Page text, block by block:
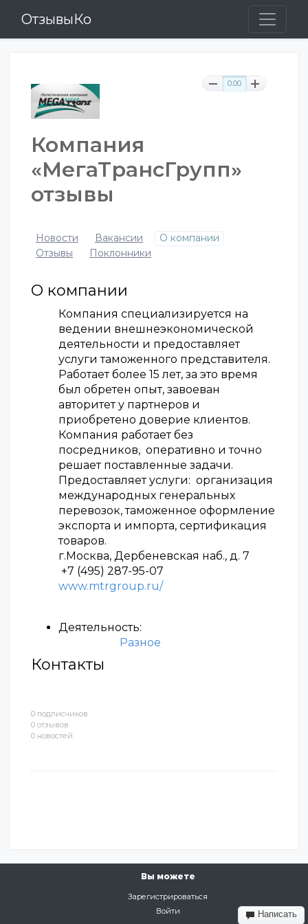
ОтзывыКо
0 подписчиков
0 отзывов
0 новостей
0.00
Компания
«МегаТрансГрупп»
отзывы
Новости Вакансии
О компании
Отзывы
Поклонники
О компании
Компания специализируется на
ведении внешнеэкономической
деятельности и предоставляет
услуги таможенного представителя.
Работает более 15 лет, за это время
был обретен опыт, завоеван
авторитет у партнеров и
приобретено доверие клиентов.
Компания работает без
посредников, оперативно и точно
решает поставленные задачи.
Предоставляет услуги: организация
международных генеральных
перевозок, таможенное оформление
экспорта и импорта, сертификация
товаров.
г.Москва, Дербеневская наб., д. 7
+7 (495) 287-95-07
www.mtrgroup.ru/
Деятельность:
Разное
Контакты
Вы можете
Зарегистрироваться
Войти
Написать